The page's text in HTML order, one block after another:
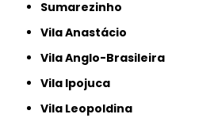
Sumarezinho
Vila Anastácio
Vila Anglo-Brasileira
Vila Ipojuca
Vila Leopoldina